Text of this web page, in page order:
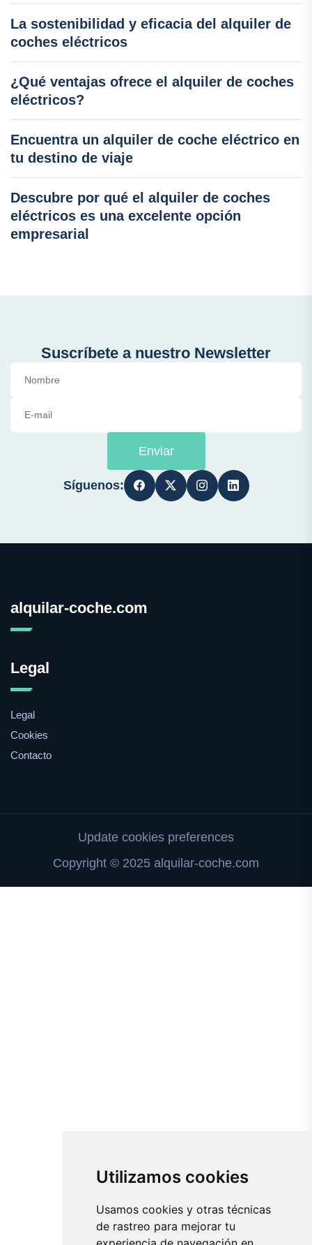
Utilizamos cookies
Usamos cookies y otras técnicas
de rastreo para mejorar tu
La sostenibilidad y eficacia del alquiler de
coches eléctricos
¿Qué ventajas ofrece el alquiler de coches
eléctricos?
Encuentra un alquiler de coche eléctrico en
tu destino de viaje
Descubre por qué el alquiler de coches
eléctricos es una excelente opción
empresarial
Suscríbete a nuestro Newsletter
Enviar
Síguenos:
alquilar-coche.com
Legal
Legal
Cookies
Contacto
Update cookies preferences
Copyright © 2025 alquilar-coche.com